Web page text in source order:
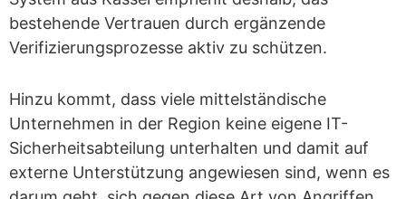
bestehende Vertrauen durch ergänzende
Verifizierungsprozesse aktiv zu schützen.
Hinzu kommt, dass viele mittelständische
Unternehmen in der Region keine eigene IT-
Sicherheitsabteilung unterhalten und damit auf
externe Unterstützung angewiesen sind, wenn es